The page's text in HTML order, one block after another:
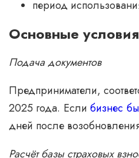
период
Основные условия
Подача документов
Предприниматели,
2025 года. Еслибизнес
дней после
Расчёт базы страховых